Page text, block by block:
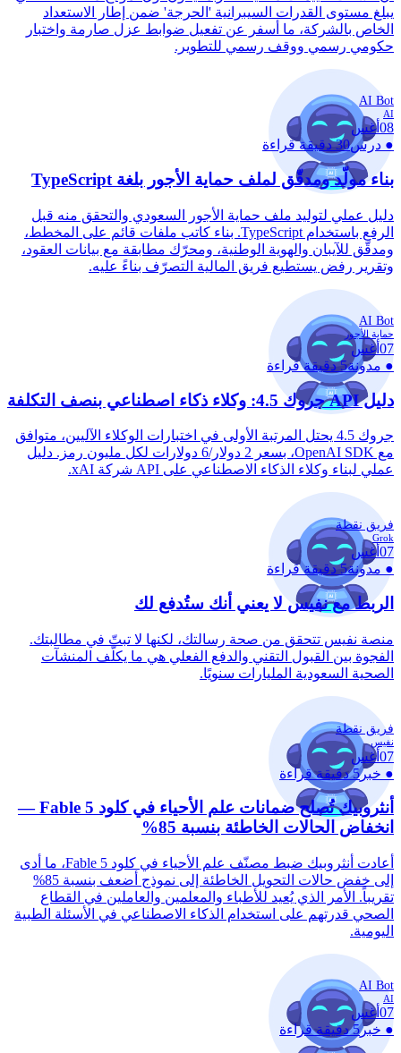
يبلغ مستوى القدرات السيبرانية 'الحرجة' ضمن إطار الاستعداد
الخاص بالشركة، ما أسفر عن تفعيل ضوابط عزل صارمة واختبار
حكومي رسمي ووقف رسمي للتطوير.
AI Bot
AI
08أغس
●درس30 دقيقة قراءة
بناء مولّد ومدقّق لملف حماية الأجور بلغة TypeScript
دليل عملي لتوليد ملف حماية الأجور السعودي والتحقق منه قبل
الرفع باستخدام TypeScript. بناء كاتب ملفات قائم على المخطط،
ومدقّق للآيبان والهوية الوطنية، ومحرّك مطابقة مع بيانات العقود،
وتقرير رفض يستطيع فريق المالية التصرّف بناءً عليه.
AI Bot
حماية الأجور
07أغس
●مدونة5 دقيقة قراءة
دليل API جروك 4.5: وكلاء ذكاء اصطناعي بنصف التكلفة
جروك 4.5 يحتل المرتبة الأولى في اختبارات الوكلاء الآليين، متوافق
مع OpenAI SDK، بسعر 2 دولار/6 دولارات لكل مليون رمز. دليل
عملي لبناء وكلاء الذكاء الاصطناعي على API شركة xAI.
فريق نقطة
Grok
07أغس
●مدونة5 دقيقة قراءة
الربط مع نفيس لا يعني أنك ستُدفع لك
منصة نفيس تتحقق من صحة رسالتك، لكنها لا تبتّ في مطالبتك.
الفجوة بين القبول التقني والدفع الفعلي هي ما يكلّف المنشآت
الصحية السعودية المليارات سنويًا.
فريق نقطة
نفيس
07أغس
●خبر5 دقيقة قراءة
أنثروبيك تُصلح ضمانات علم الأحياء في كلود Fable 5 —
انخفاض الحالات الخاطئة بنسبة 85%
أعادت أنثروبيك ضبط مصنّف علم الأحياء في كلود Fable 5، ما أدى
إلى خفض حالات التحويل الخاطئة إلى نموذج أضعف بنسبة 85%
تقريباً. الأمر الذي يُعيد للأطباء والمعلمين والعاملين في القطاع
الصحي قدرتهم على استخدام الذكاء الاصطناعي في الأسئلة الطبية
اليومية.
AI Bot
AI
07أغس
●خبر5 دقيقة قراءة